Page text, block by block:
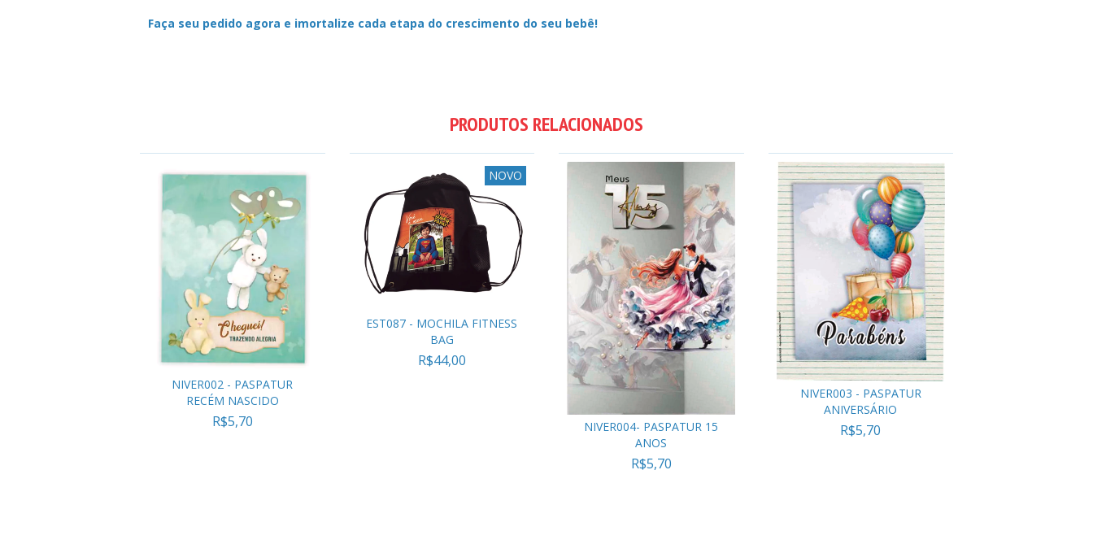
Faça seu pedido agora e imortalize cada etapa do crescimento do seu bebê!
PRODUTOS RELACIONADOS
NIVER002 - PASPATUR
RECÉM NASCIDO
R$5,70
NOVO
EST087 - MOCHILA FITNESS
BAG
R$44,00
NIVER004- PASPATUR 15
ANOS
R$5,70
NIVER003 - PASPATUR
ANIVERSÁRIO
R$5,70